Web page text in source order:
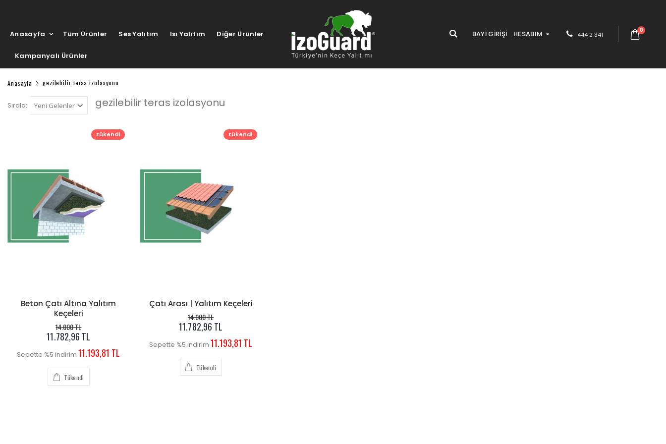
Anasayfa Tüm Ürünler Ses Yalıtım Isı Yalıtım Diğer Ürünler
Kampanyalı Ürünler
BAYİ GİRİŞİ HESABIM 444 2 341
0
Anasayfa gezilebilir teras izolasyonu
Sırala: gezilebilir teras izolasyonu
tükendi
Beton Çatı Altına Yalıtım
Keçeleri
14.000 TL
11.782,96 TL
Sepette %5 indirim 11.193,81 TL
Tükendi
tükendi
Çatı Arası | Yalıtım Keçeleri
14.000 TL
11.782,96 TL
Sepette %5 indirim 11.193,81 TL
Tükendi